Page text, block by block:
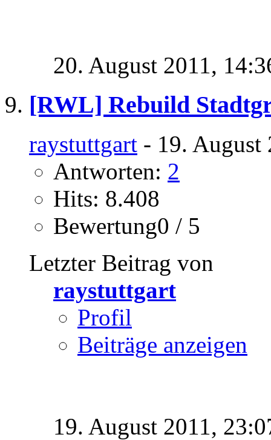
20. August 2011,
[RWL] Rebuild
raystuttgart - 19. August
Antworten: 2
Hits: 8.408
Bewertung0 / 5
Letzter Beitrag von
raystuttgart
Profil
Beiträge anzeigen
19. August 2011,